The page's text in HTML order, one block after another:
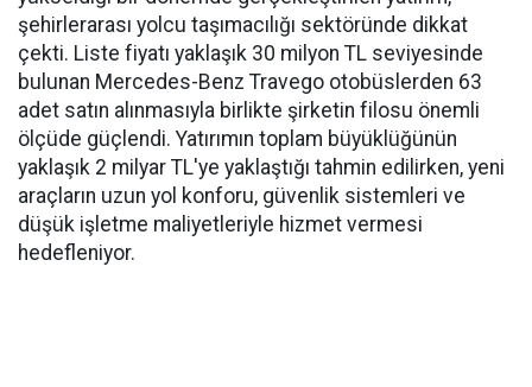
şehirlerarası yolcu taşımacılığı sektöründe dikkat
çekti. Liste fiyatı yaklaşık 30 milyon TL seviyesinde
bulunan Mercedes-Benz Travego otobüslerden 63
adet satın alınmasıyla birlikte şirketin filosu önemli
ölçüde güçlendi. Yatırımın toplam büyüklüğünün
yaklaşık 2 milyar TL'ye yaklaştığı tahmin edilirken, yeni
araçların uzun yol konforu, güvenlik sistemleri ve
düşük işletme maliyetleriyle hizmet vermesi
hedefleniyor.